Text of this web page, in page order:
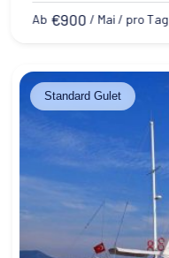
Ab €900 / Mai / pro Tag
Standard Gulet